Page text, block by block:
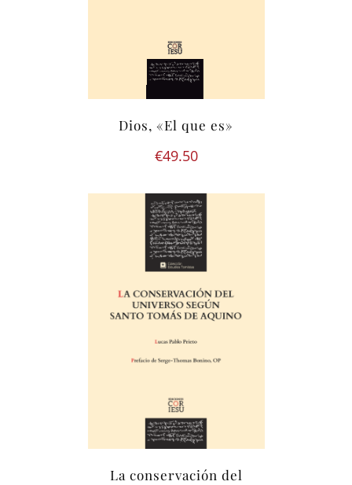
Dios, «El que es»
€49.50
La conservación del